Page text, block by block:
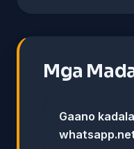
Mga
Gaano